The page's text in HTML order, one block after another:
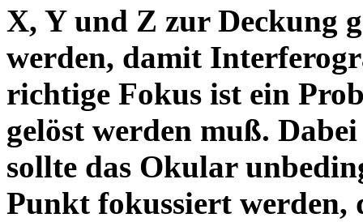
X, Y und Z zur Deckung
werden, damit
richtige Fokus ist ein
gelöst werden muß. Dabei
sollte das Okular
Punkt fokussiert werden,